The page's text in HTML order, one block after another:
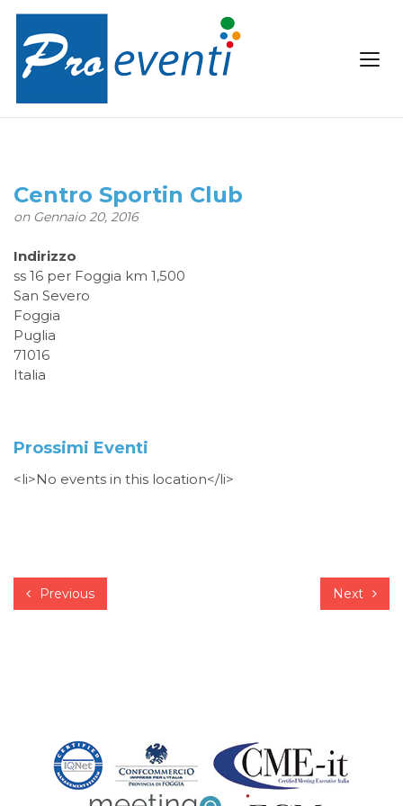
Centro Sportin Club
on Gennaio 20, 2016
Indirizzo
ss 16 per Foggia km 1,500
San Severo
Foggia
Puglia
71016
Italia
Prossimi Eventi
<li>No events in this location</li>
Previous Next